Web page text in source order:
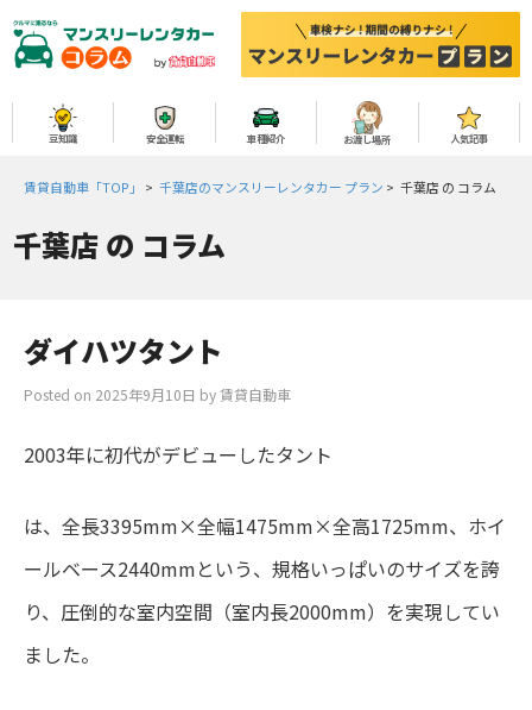
豆知識 安全運転 車種紹介 お渡し場所 人気記事
賃貸自動車「TOP」 > 千葉店のマンスリーレンタカー プラン > 千葉店 の コラム
千葉店 の コラム
ダイハツタント
Posted on 2025年9月10日 by賃貸自動車
2003年に初代がデビューしたタント
は、全長3395mm×全幅1475mm×全高1725mm、ホイ
ールベース2440mmという、規格いっぱいのサイズを誇
り、圧倒的な室内空間（室内長2000mm）を実現してい
ました。